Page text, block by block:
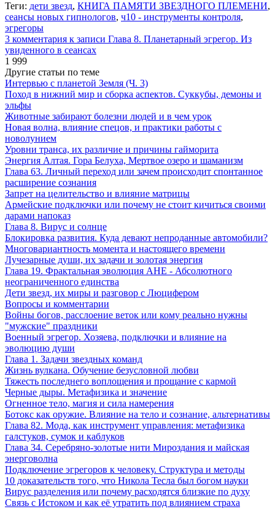
Теги: дети звезд, КНИГА ПАМЯТИ ЗВЕЗДНОГО ПЛЕМЕНИ,
сеансы новых гипнологов, ч10 - инструменты контроля,
эгрегоры
3 комментария к записи Глава 8. Планетарный эгрегор. Из
увиденного в сеансах
1 999
Другие статьи по теме
Интервью с планетой Земля (Ч. 3)
Поход в нижний мир и сборка аспектов. Суккубы, демоны и
эльфы
Животные забирают болезни людей и в чем урок
Новая волна, влияние спецов, и практики работы с
новолунием
Уровни транса, их различие и причины гайморита
Энергия Алтая. Гора Белуха, Мертвое озеро и шаманизм
Глава 63. Личный переход или зачем происходит спонтанное
расширение сознания
Запрет на целительство и влияние матрицы
Армейские подключки или почему не стоит кичиться своими
дарами напоказ
Глава 8. Вирус и солнце
Блокировка развития. Куда девают непроданные автомобили?
Многовариантность момента и настоящего времени
Лучезарные души, их задачи и золотая энергия
Глава 19. Фрактальная эволюция АНЕ - Абсолютного
неограниченного единства
Дети звезд, их миры и разговор с Люцифером
Вопросы и комментарии
Войны богов, расслоение веток или кому реально нужны
"мужские" праздники
Военный эгрегор. Хозяева, подключки и влияние на
эволюцию души
Глава 1. Задачи звездных команд
Жизнь вулкана. Обучение безусловной любви
Тяжесть последнего воплощения и прощание с кармой
Черные дыры. Метафизика и значение
Огненное тело, магия и сила намерения
Ботокс как оружие. Влияние на тело и сознание, альтернативы
Глава 82. Мода, как инструмент управления: метафизика
галстуков, сумок и каблуков
Глава 34. Серебряно-золотые нити Мироздания и майская
энерговолна
Подключение эгрегоров к человеку. Структура и методы
10 доказательств того, что Никола Тесла был богом науки
Вирус разделения или почему расходятся близкие по духу
Связь с Истоком и как её утратить под влиянием страха